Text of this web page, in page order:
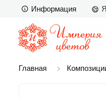
Информация
Главная